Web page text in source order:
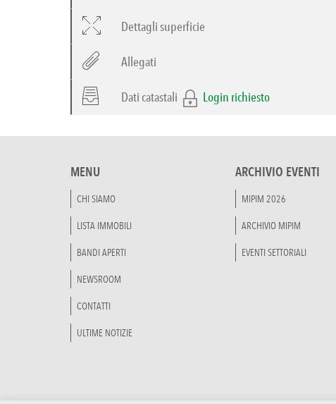
Dettagli superficie
Allegati
Dati catastali Login richiesto
MENU
CHI SIAMO
LISTA IMMOBILI
BANDI APERTI
NEWSROOM
CONTATTI
ULTIME NOTIZIE
ARCHIVIO EVENTI
MIPIM 2026
ARCHIVIO MIPIM
EVENTI SETTORIALI